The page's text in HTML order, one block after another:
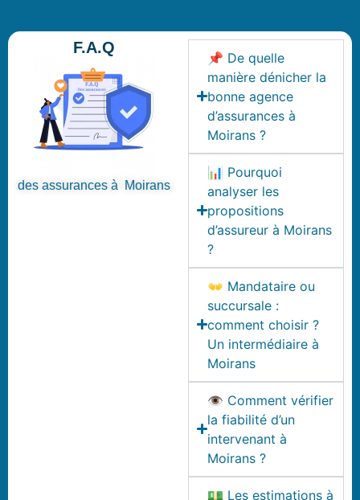
F.A.Q
des assurances à Moirans
📌 De quelle
manière dénicher la
bonne agence
d’assurances à
Moirans ?
📊 Pourquoi
analyser les
propositions
d’assureur à Moirans
?
👐 Mandataire ou
succursale :
comment choisir ?
Un intermédiaire à
Moirans
👁️ Comment vérifier
la fiabilité d’un
intervenant à
Moirans ?
💵 Les estimations à